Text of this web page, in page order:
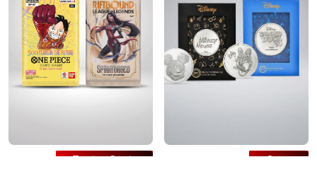
Coins
Trading Cards